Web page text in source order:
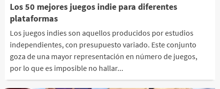
Los 50 mejores juegos indie para diferentes
plataformas
Los juegos indies son aquellos producidos por estudios
independientes, con presupuesto variado. Este conjunto
goza de una mayor representación en número de juegos,
por lo que es imposible no hallar...